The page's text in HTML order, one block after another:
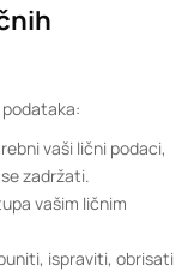
vaši lični podaci,
zadržati.
vašim ličnim
ispraviti, obrisati